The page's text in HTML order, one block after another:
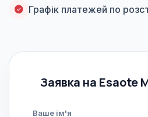
Графік платежей по
Заявка на Esaote
Ваше ім'я